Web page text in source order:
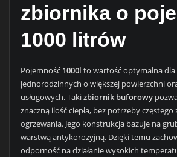
zbiornika o
1000 litrów
Pojemność 1000l to wartość optymalna
jednorodzinnych o większej powierzchni
usługowych. Takizbiornik buforowy
znaczną ilość ciepła, bez potrzeby częstego
ogrzewania. Jego konstrukcja bazuje na
warstwą antykorozyjną. Dzięki temu
odporność na działanie wysokich